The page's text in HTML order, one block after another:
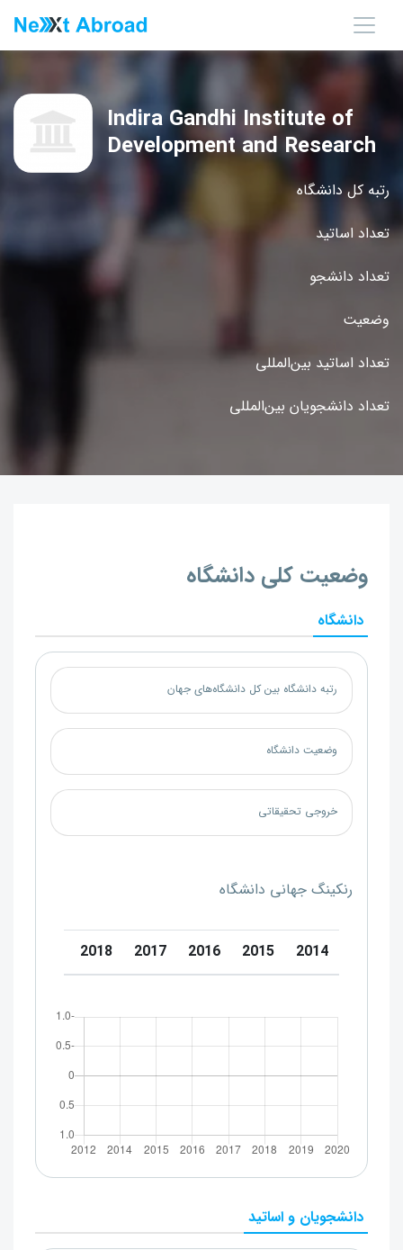
رتبه کل دانشگاه
تعداد اساتید
تعداد دانشجو
وضعیت
تعداد اساتید بین‌المللی
تعداد دانشجویان بین‌المللی
Indira Gandhi Institute of
Development and Research
وضعیت کلی دانشگاه
دانشگاه
رتبه دانشگاه بین کل دانشگاه‌های جهان
وضعیت دانشگاه
خروجی تحقیقاتی
رنکینگ جهانی دانشگاه
2014
2015
2016
2017
2018
دانشجویان و اساتید